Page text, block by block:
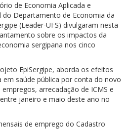
de Economia Aplicada e
do Departamento de Economia da
(Leader-UFS) divulgaram nesta
sobre os impactos da
sergipana nos cinco
EpiSergipe, aborda os efeitos
em saúde pública por conta do novo
arrecadação de ICMS e
janeiro e maio deste ano no
de emprego do Cadastro